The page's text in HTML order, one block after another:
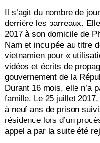
Il s’agit du nombre de
derrière les barreaux.
2017 à son domicile de
Nam et inculpée au titre
vietnamien pour «
vidéos et écrits de
gouvernement de la
Durant 16 mois, elle n’a
famille. Le 25 juillet
à neuf ans de prison
résidence lors d’un
appel a par la suite été